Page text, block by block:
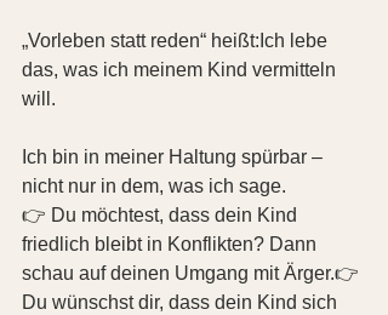
„Vorleben statt reden“ heißt:Ich lebe
das, was ich meinem Kind vermitteln
will.
Ich bin in meiner Haltung spürbar –
nicht nur in dem, was ich sage.
👉 Du möchtest, dass dein Kind
friedlich bleibt in Konflikten? Dann
schau auf deinen Umgang mit Ärger.👉
Du wünschst dir, dass dein Kind sich